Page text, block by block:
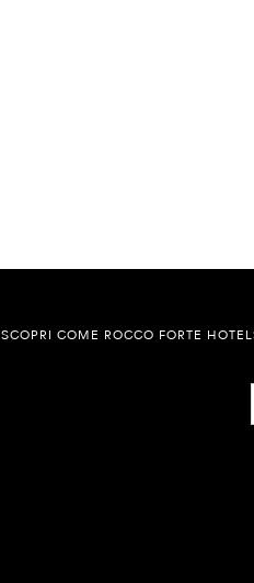
SCOPRI COME ROCCO FORTE